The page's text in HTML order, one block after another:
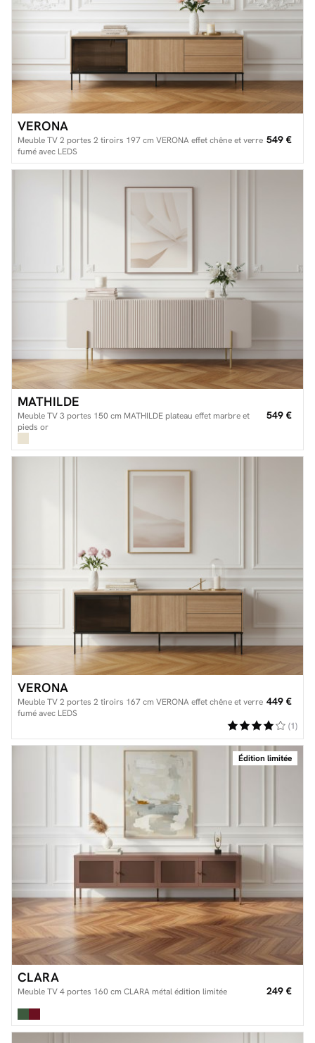
VERONA
Meuble TV 2 portes 2 tiroirs 197 cm VERONA effet chêne et verre
fumé avec LEDS
549 €
MATHILDE
Meuble TV 3 portes 150 cm MATHILDE plateau effet marbre et
pieds or
549 €
VERONA
Meuble TV 2 portes 2 tiroirs 167 cm VERONA effet chêne et verre
fumé avec LEDS
449 €
(1)
Édition limitée
CLARA
Meuble TV 4 portes 160 cm CLARA métal édition limitée 249 €